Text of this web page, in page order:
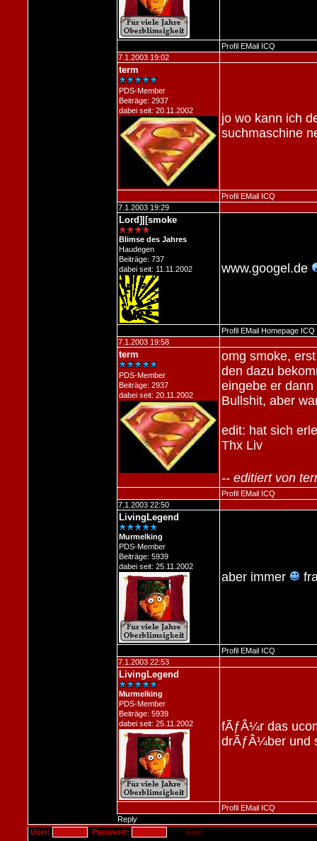
Profil EMail ICQ
7.1.2003 19:02
term
PDS-Member
Beiträge: 2937
dabei seit: 20.11.2002
jo wo kann ich
suchmaschine
Profil EMail ICQ
7.1.2003 19:29
Lord]|[smoke
Blimse des Jahres
Haudegen
Beiträge: 737
dabei seit: 11.11.2002
www.googel.de
Profil EMail Homepage ICQ
7.1.2003 19:58
term
PDS-Member
Beiträge: 2937
dabei seit: 20.11.2002
omg smoke,
den dazu
eingebe er
Bullshit, aber
edit: hat sich
Thx Liv
-- editiert von
Profil EMail ICQ
7.1.2003 22:50
LivingLegend
Murmelking
PDS-Member
Beiträge: 5939
dabei seit: 25.11.2002
aber immer
Profil EMail ICQ
7.1.2003 22:53
LivingLegend
Murmelking
PDS-Member
Beiträge: 5939
dabei seit: 25.11.2002
fÃƒÂ¼r das
drÃƒÂ¼ber und
Profil EMail ICQ
Reply
User:
Passwort: